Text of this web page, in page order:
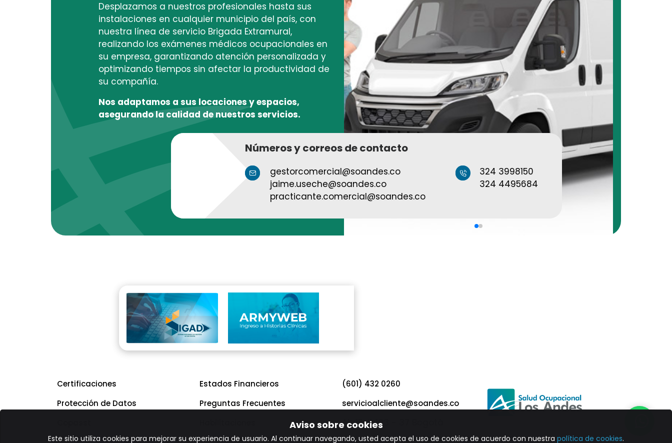
Aviso sobre cookies
Este sitio utiliza cookies para mejorar su experiencia de usuario. Al continuar navegando, usted acepta el uso de cookies de acuerdo con nuestra política de cookies.
Desplazamos a nuestros profesionales hasta sus
instalaciones en cualquier municipio del país, con
nuestra línea de servicio Brigada Extramural,
realizando los exámenes médicos ocupacionales en
su empresa, garantizando atención personalizada y
optimizando tiempos sin afectar la productividad de
su compañía.
Nos adaptamos a sus locaciones y espacios,
asegurando la calidad de nuestros servicios.
Números y correos de contacto
gestorcomercial@soandes.co
jaime.useche@soandes.co
practicante.comercial@soandes.co
324 3998150
324 4495684
Certificaciones
Protección de Datos
Estados Financieros
Preguntas Frecuentes
(601) 432 0260
servicioalcliente@soandes.co
Ak. 15 # 103 - 37 Bogotá